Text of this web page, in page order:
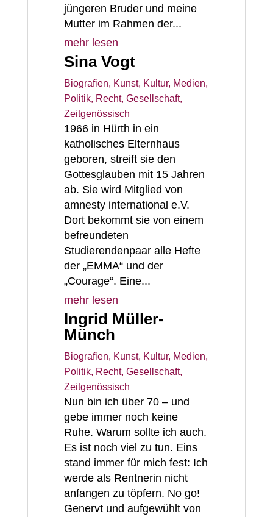
jüngeren Bruder und meine
Mutter im Rahmen der...
mehr lesen
Sina Vogt
Biografien, Kunst, Kultur, Medien,
Politik, Recht, Gesellschaft,
Zeitgenössisch
1966 in Hürth in ein
katholisches Elternhaus
geboren, streift sie den
Gottesglauben mit 15 Jahren
ab. Sie wird Mitglied von
amnesty international e.V.
Dort bekommt sie von einem
befreundeten
Studierendenpaar alle Hefte
der „EMMA“ und der
„Courage“. Eine...
mehr lesen
Ingrid Müller-
Münch
Biografien, Kunst, Kultur, Medien,
Politik, Recht, Gesellschaft,
Zeitgenössisch
Nun bin ich über 70 – und
gebe immer noch keine
Ruhe. Warum sollte ich auch.
Es ist noch viel zu tun. Eins
stand immer für mich fest: Ich
werde als Rentnerin nicht
anfangen zu töpfern. No go!
Genervt und aufgewühlt von